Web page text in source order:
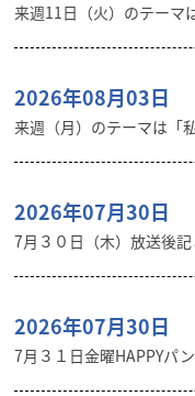
来週11日（火）のテーマ
2026年08月03日
来週（月）のテーマは「
2026年07月30日
7月３０日（木）放送後
2026年07月30日
7月３１日金曜HAPPYパ